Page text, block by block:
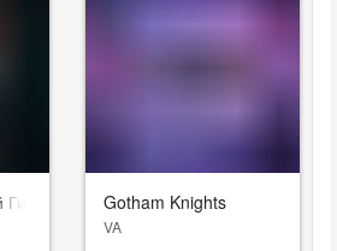
Гильермо дель ТороGotham Knights
VA